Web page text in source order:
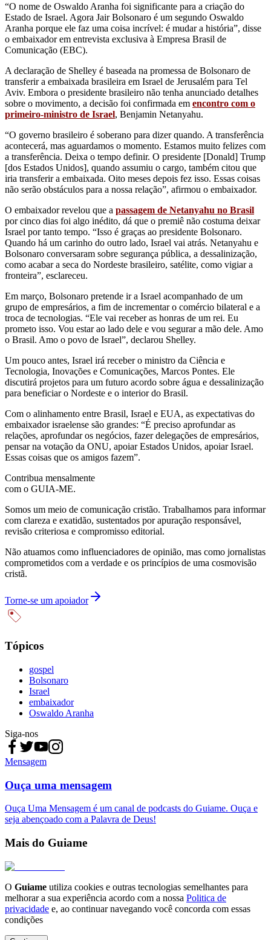
“O nome de Oswaldo Aranha foi significante para a criação do
Estado de Israel. Agora Jair Bolsonaro é um segundo Oswaldo
Aranha porque ele faz uma coisa incrível: é mudar a história”, disse
o embaixador em entrevista exclusiva à Empresa Brasil de
Comunicação (EBC).
A declaração de Shelley é baseada na promessa de Bolsonaro de
transferir a embaixada brasileira em Israel de Jerusalém para Tel
Aviv. Embora o presidente brasileiro não tenha anunciado detalhes
sobre o movimento, a decisão foi confirmada em encontro com o
primeiro-ministro de Israel, Benjamin Netanyahu.
“O governo brasileiro é soberano para dizer quando. A transferência
acontecerá, mas aguardamos o momento. Estamos muito felizes com
a transferência. Deixa o tempo definir. O presidente [Donald] Trump
[dos Estados Unidos], quando assumiu o cargo, também citou que
iria transferir a embaixada. Oito meses depois fez isso. Essas coisas
não serão obstáculos para a nossa relação”, afirmou o embaixador.
O embaixador revelou que a passagem de Netanyahu no Brasil
por cinco dias foi algo inédito, dá que o premiê não costuma deixar
Israel por tanto tempo. “Isso é graças ao presidente Bolsonaro.
Quando há um carinho do outro lado, Israel vai atrás. Netanyahu e
Bolsonaro conversaram sobre segurança pública, a dessalinização,
como acabar a seca do Nordeste brasileiro, satélite, como vigiar a
fronteira”, esclareceu.
Em março, Bolsonaro pretende ir a Israel acompanhado de um
grupo de empresários, a fim de incrementar o comércio bilateral e a
troca de tecnologias. “Ele vai receber as honras de um rei. Eu
prometo isso. Vou estar ao lado dele e vou segurar a mão dele. Amo
o Brasil. Amo o povo de Israel”, declarou Shelley.
Um pouco antes, Israel irá receber o ministro da Ciência e
Tecnologia, Inovações e Comunicações, Marcos Pontes. Ele
discutirá projetos para um futuro acordo sobre água e dessalinização
para beneficiar o Nordeste e o interior do Brasil.
Com o alinhamento entre Brasil, Israel e EUA, as expectativas do
embaixador israelense são grandes: “É preciso aprofundar as
relações, aprofundar os negócios, fazer delegações de empresários,
pensar na votação da ONU, apoiar Estados Unidos, apoiar Israel.
Essas coisas que os amigos fazem”.
Contribua mensalmente
com o GUIA-ME.
Somos um meio de comunicação cristão. Trabalhamos para informar
com clareza e exatidão, sustentados por apuração responsável,
revisão criteriosa e compromisso editorial.
Não atuamos como influenciadores de opinião, mas como jornalistas
comprometidos com a verdade e os princípios de uma cosmovisão
cristã.
Torne-se um apoiador
Tópicos
gospel
Bolsonaro
Israel
embaixador
Oswaldo Aranha
Siga-nos
Mensagem
Ouça uma mensagem
Ouça Uma Mensagem é um canal de podcasts do Guiame. Ouça e
seja abençoado com a Palavra de Deus!
Mais do Guiame
O Guiame utiliza cookies e outras tecnologias semelhantes para
melhorar a sua experiência acordo com a nossa Politica de
privacidade e, ao continuar navegando você concorda com essas
condições